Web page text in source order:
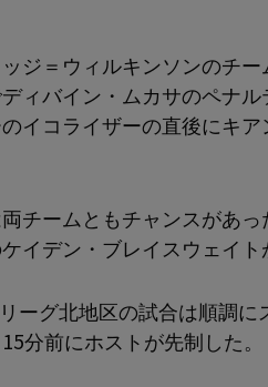
ジ＝ウィルキンソンのチ
ィバイン・ムカサのペナ
イコライザーの直後にキ
チームともチャンスがあ
イデン・ブレイスウェイト
ーグ北地区の試合は順調に
分前にホストが先制した。